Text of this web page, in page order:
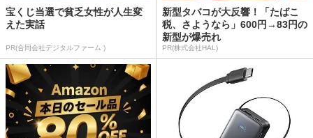
宝くじ当選で貧乏女性が人生変
えた実話
PR(合同会社デジタルファーム )
新型タバコが大反響！「たばこ
税、さようなら」600円→83円の
新型が爆売れ
PR(株式会社HAL)